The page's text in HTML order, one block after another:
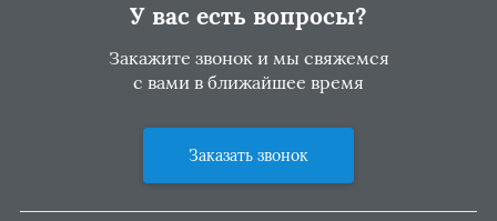
У вас есть вопросы?
Закажите звонок и мы свяжемся
с вами в ближайшее время
Заказать звонок